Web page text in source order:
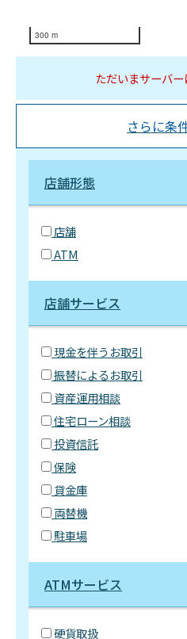
300 m
ただいまサーバー
さらに条
店舗形態
店舗
ATM
店舗サービス
現金を伴うお取引
振替によるお取引
資産運用相談
住宅ローン相談
投資信託
保険
貸金庫
両替機
駐車場
ATMサービス
硬貨取扱